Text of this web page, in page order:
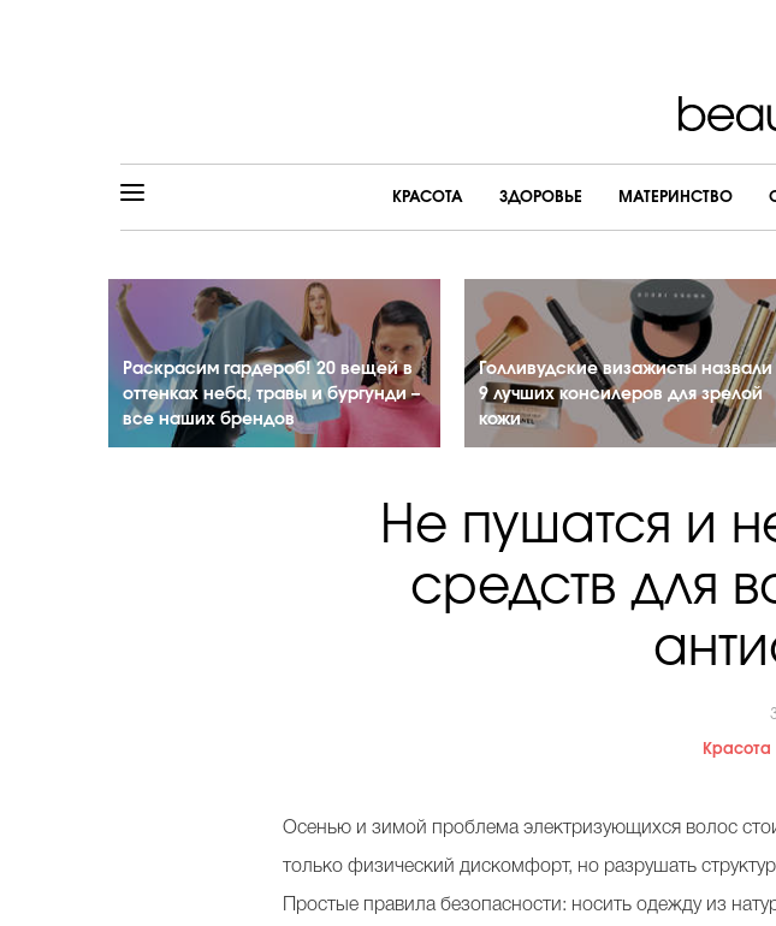
КРАСОТА ЗДОРОВЬЕ МАТЕРИНСТВО
Раскрасим гардероб! 20 вещей в
оттенках неба, травы и бургунди –
все наших брендов
Голливудские визажисты назвали
9 лучших консилеров для зрелой
кожи
Не пушатся и
средств для
Красота
Осенью и зимой проблема электризующихся волос
только физический дискомфорт, но разрушать
Простые правила безопасности: носить одежду из